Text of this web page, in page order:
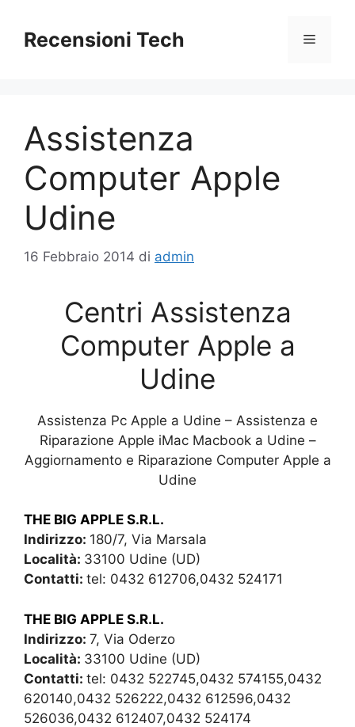
contenuto
Recensioni Tech Menu
Assistenza
Computer Apple
Udine
16 Febbraio 2014 di admin
Centri Assistenza
Computer Apple a
Udine
Assistenza Pc Apple a Udine – Assistenza e
Riparazione Apple iMac Macbook a Udine –
Aggiornamento e Riparazione Computer Apple a
Udine
THE BIG APPLE S.R.L.
Indirizzo: 180/7, Via Marsala
Località: 33100 Udine (UD)
Contatti: tel: 0432 612706,0432 524171
THE BIG APPLE S.R.L.
Indirizzo: 7, Via Oderzo
Località: 33100 Udine (UD)
Contatti: tel: 0432 522745,0432 574155,0432
620140,0432 526222,0432 612596,0432
526036,0432 612407,0432 524174